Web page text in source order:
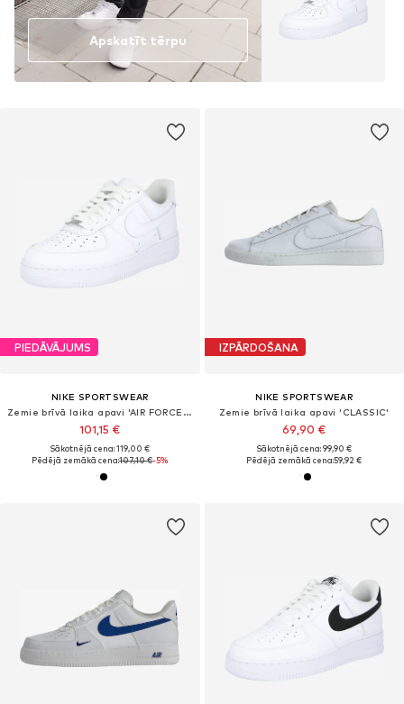
Apskatīt tērpu
PIEDĀVĀJUMS
NIKE SPORTSWEAR
Zemie brīvā laika apavi 'AIR FORCE 1 07'
101,15 €
Sākotnējā cena: 119,00 €
Pēdējā zemākā cena:107,10 €-5%
IZPĀRDOŠANA
NIKE SPORTSWEAR
Zemie brīvā laika apavi 'CLASSIC'
69,90 €
Sākotnējā cena: 99,90 €
Pēdējā zemākā cena:59,92 €